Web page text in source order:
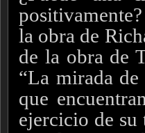
la obra de
de la obra de
“La mirada
que
ejercicio de su